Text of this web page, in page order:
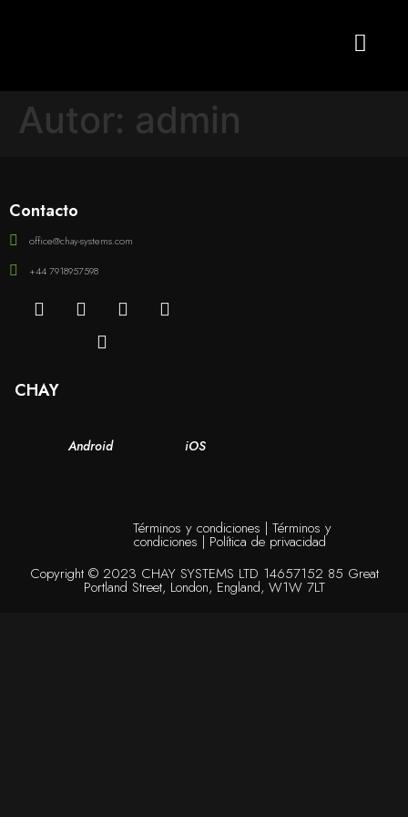
Autor: admin
Contacto
office@chay-systems.com
+44 7918957598
СHAY
Android iOS
Copyright © 2023 CHAY SYSTEMS LTD 14657152 85 Great
Portland Street, London, England, W1W 7LT
Términos y condiciones | Términos y
condiciones | Política de privacidad